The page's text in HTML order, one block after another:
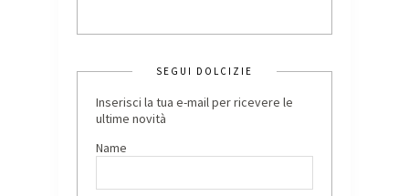
SEGUI DOLCIZIE
Inserisci la tua e-mail per ricevere le
ultime novità
Name